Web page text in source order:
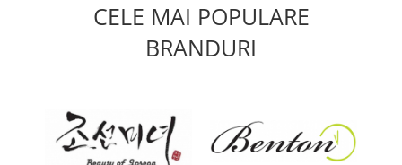
CELE MAI POPULARE
BRANDURI